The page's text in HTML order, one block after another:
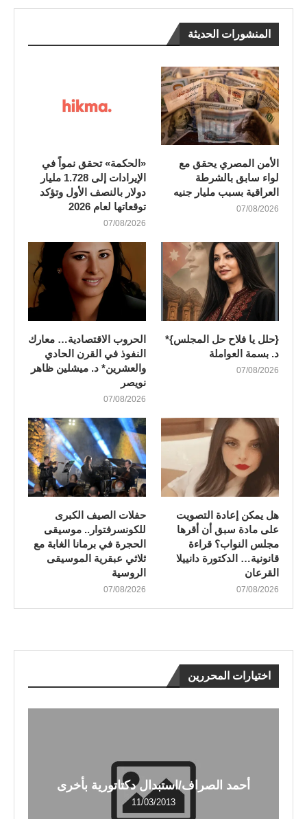
المنشورات الحديثة
الأمن المصري يحقق مع
لواء سابق بالشرطة
العراقية بسبب مليار جنيه
07/08/2026
«الحكمة» تحقق نمواً في
الإيرادات إلى 1.728 مليار
دولار بالنصف الأول وتؤكد
توقعاتها لعام 2026
07/08/2026
{حلل يا فلاح حل المجلس}*
د. بسمة العواملة
07/08/2026
الحروب الاقتصادية… معارك
النفوذ في القرن الحادي
والعشرين* د. ميشلين ظاهر
نويصر
07/08/2026
هل يمكن إعادة التصويت
على مادة سبق أن أقرها
مجلس النواب؟ قراءة
قانونية… الدكتورة دانييلا
القرعان
07/08/2026
​حفلات الصيف الكبرى
للكونسرفتوار.. موسيقى
الحجرة في برمانا الغابة مع
ثلاثي عبقرية الموسيقى
الروسية
07/08/2026
اختيارات المحررين
أحمد الصراف/استبدال دكتاتورية بأخرى
11/03/2013